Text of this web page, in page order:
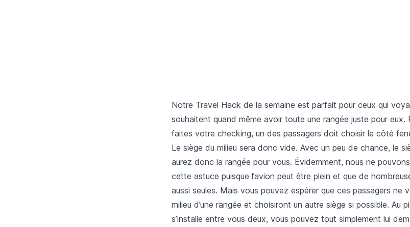
Notre Travel Hack de la semaine est parfait pour ceux qui
souhaitent quand même avoir toute une rangée juste pour eux.
faites votre checking, un des passagers doit choisir le côté
Le siège du milieu sera donc vide. Avec un peu de chance, le
aurez donc la rangée pour vous. Évidemment, nous ne
cette astuce puisque l’avion peut être plein et que de
aussi seules. Mais vous pouvez espérer que ces passagers ne
milieu d’une rangée et choisiront un autre siège si possible. Au
s’installe entre vous deux, vous pouvez tout simplement lui